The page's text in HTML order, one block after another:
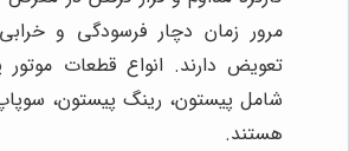
مرور زمان دچار فرسودگی و
تعویض دارند. انواع قطعات
شامل پیستون، رینگ پیستون،
هستند.